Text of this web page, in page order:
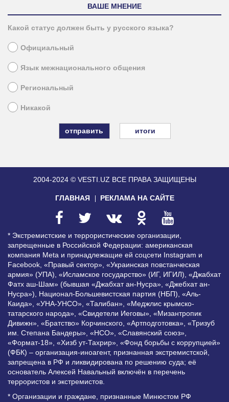
ВАШЕ МНЕНИЕ
Какой статус должен быть у русского языка?
Официальный
Язык межнационального общения
Региональный
Никакой
итоги
2004-2024 © VESTI.UZ ВСЕ ПРАВА ЗАЩИЩЕНЫ
ГЛАВНАЯ РЕКЛАМА НА САЙТЕ
* Экстремистские и террористические организации,
запрещенные в Российской Федерации: американская
компания Meta и принадлежащие ей соцсети Instagram и
Facebook, «Правый сектор», «Украинская повстанческая
армия» (УПА), «Исламское государство» (ИГ, ИГИЛ), «Джабхат
Фатх аш-Шам» (бывшая «Джабхат ан-Нусра», «Джебхат ан-
Нусра»), Национал-Большевистская партия (НБП), «Аль-
Каида», «УНА-УНСО», «Талибан», «Меджлис крымско-
татарского народа», «Свидетели Иеговы», «Мизантропик
Дивижн», «Братство» Корчинского, «Артподготовка», «Тризуб
им. Степана Бандеры», «НСО», «Славянский союз»,
«Формат-18», «Хизб ут-Тахрир», «Фонд борьбы с коррупцией»
(ФБК) – организация-иноагент, признанная экстремистской,
запрещена в РФ и ликвидирована по решению суда; её
основатель Алексей Навальный включён в перечень
террористов и экстремистов.
* Организации и граждане, признанные Минюстом РФ